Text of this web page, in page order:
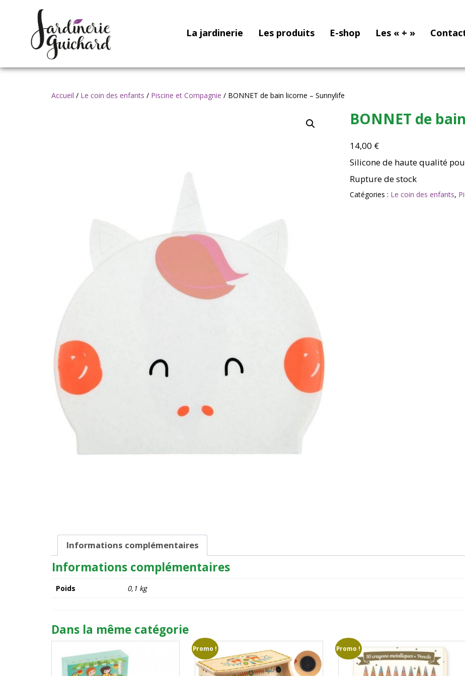
La jardinerie Les produits E-shop Les « + »
Accueil / Le coin des enfants / Piscine et Compagnie / BONNET de bain licorne – Sunnylife
BONNET de
14,00 €
Silicone de haute qualité
Rupture de stock
Catégories : Le coin des enfants,
Informations complémentaires
Informations complémentaires
Poids 0,1 kg
Dans la même catégorie
Promo ! Promo !